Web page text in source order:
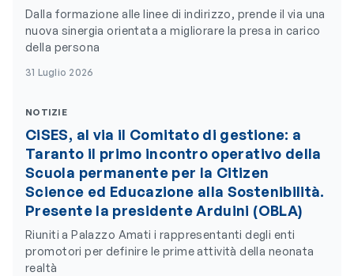
Dalla formazione alle linee di indirizzo, prende il via una
nuova sinergia orientata a migliorare la presa in carico
della persona
31 Luglio 2026
NOTIZIE
CiSES, al via il Comitato di gestione: a
Taranto il primo incontro operativo della
Scuola permanente per la Citizen
Science ed Educazione alla Sostenibilità.
Presente la presidente Arduini (OBLA)
Riuniti a Palazzo Amati i rappresentanti degli enti
promotori per definire le prime attività della neonata
realtà